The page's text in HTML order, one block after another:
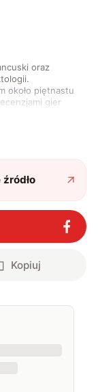
oraz
około piętnastu
gier
z nauką
Kopiuj